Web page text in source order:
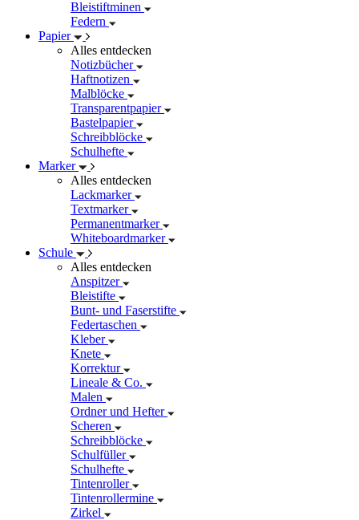
Bleistiftminen
Federn
Papier
Alles entdecken
Notizbücher
Haftnotizen
Malblöcke
Transparentpapier
Bastelpapier
Schreibblöcke
Schulhefte
Marker
Alles entdecken
Lackmarker
Textmarker
Permanentmarker
Whiteboardmarker
Schule
Alles entdecken
Anspitzer
Bleistifte
Bunt- und Faserstifte
Federtaschen
Kleber
Knete
Korrektur
Lineale & Co.
Malen
Ordner und Hefter
Scheren
Schreibblöcke
Schulfüller
Schulhefte
Tintenroller
Tintenrollermine
Zirkel